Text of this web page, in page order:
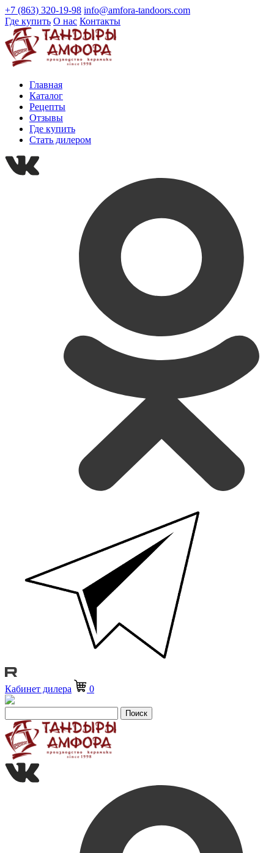
+7 (863) 320-19-98 info@amfora-tandoors.com
Где купить О нас Контакты
Главная
Каталог
Рецепты
Отзывы
Где купить
Стать дилером
Кабинет дилера 0
Поиск